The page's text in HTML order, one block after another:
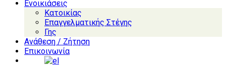
Ενοικιάσεις
Κατοικίας
Επαγγελματικής Στέγης
Γης
Ανάθεση / Ζήτηση
Επικοινωνία